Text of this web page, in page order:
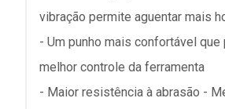
vibração permite aguentar mais
- Um punho mais confortável que
melhor controle da ferramenta
- Maior resistência à abrasão -